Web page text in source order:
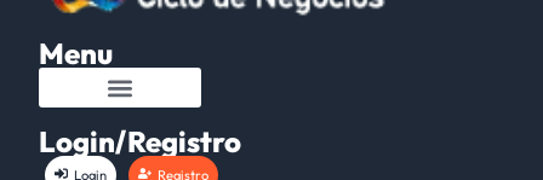
Menu
Login/Registro
Login Registro